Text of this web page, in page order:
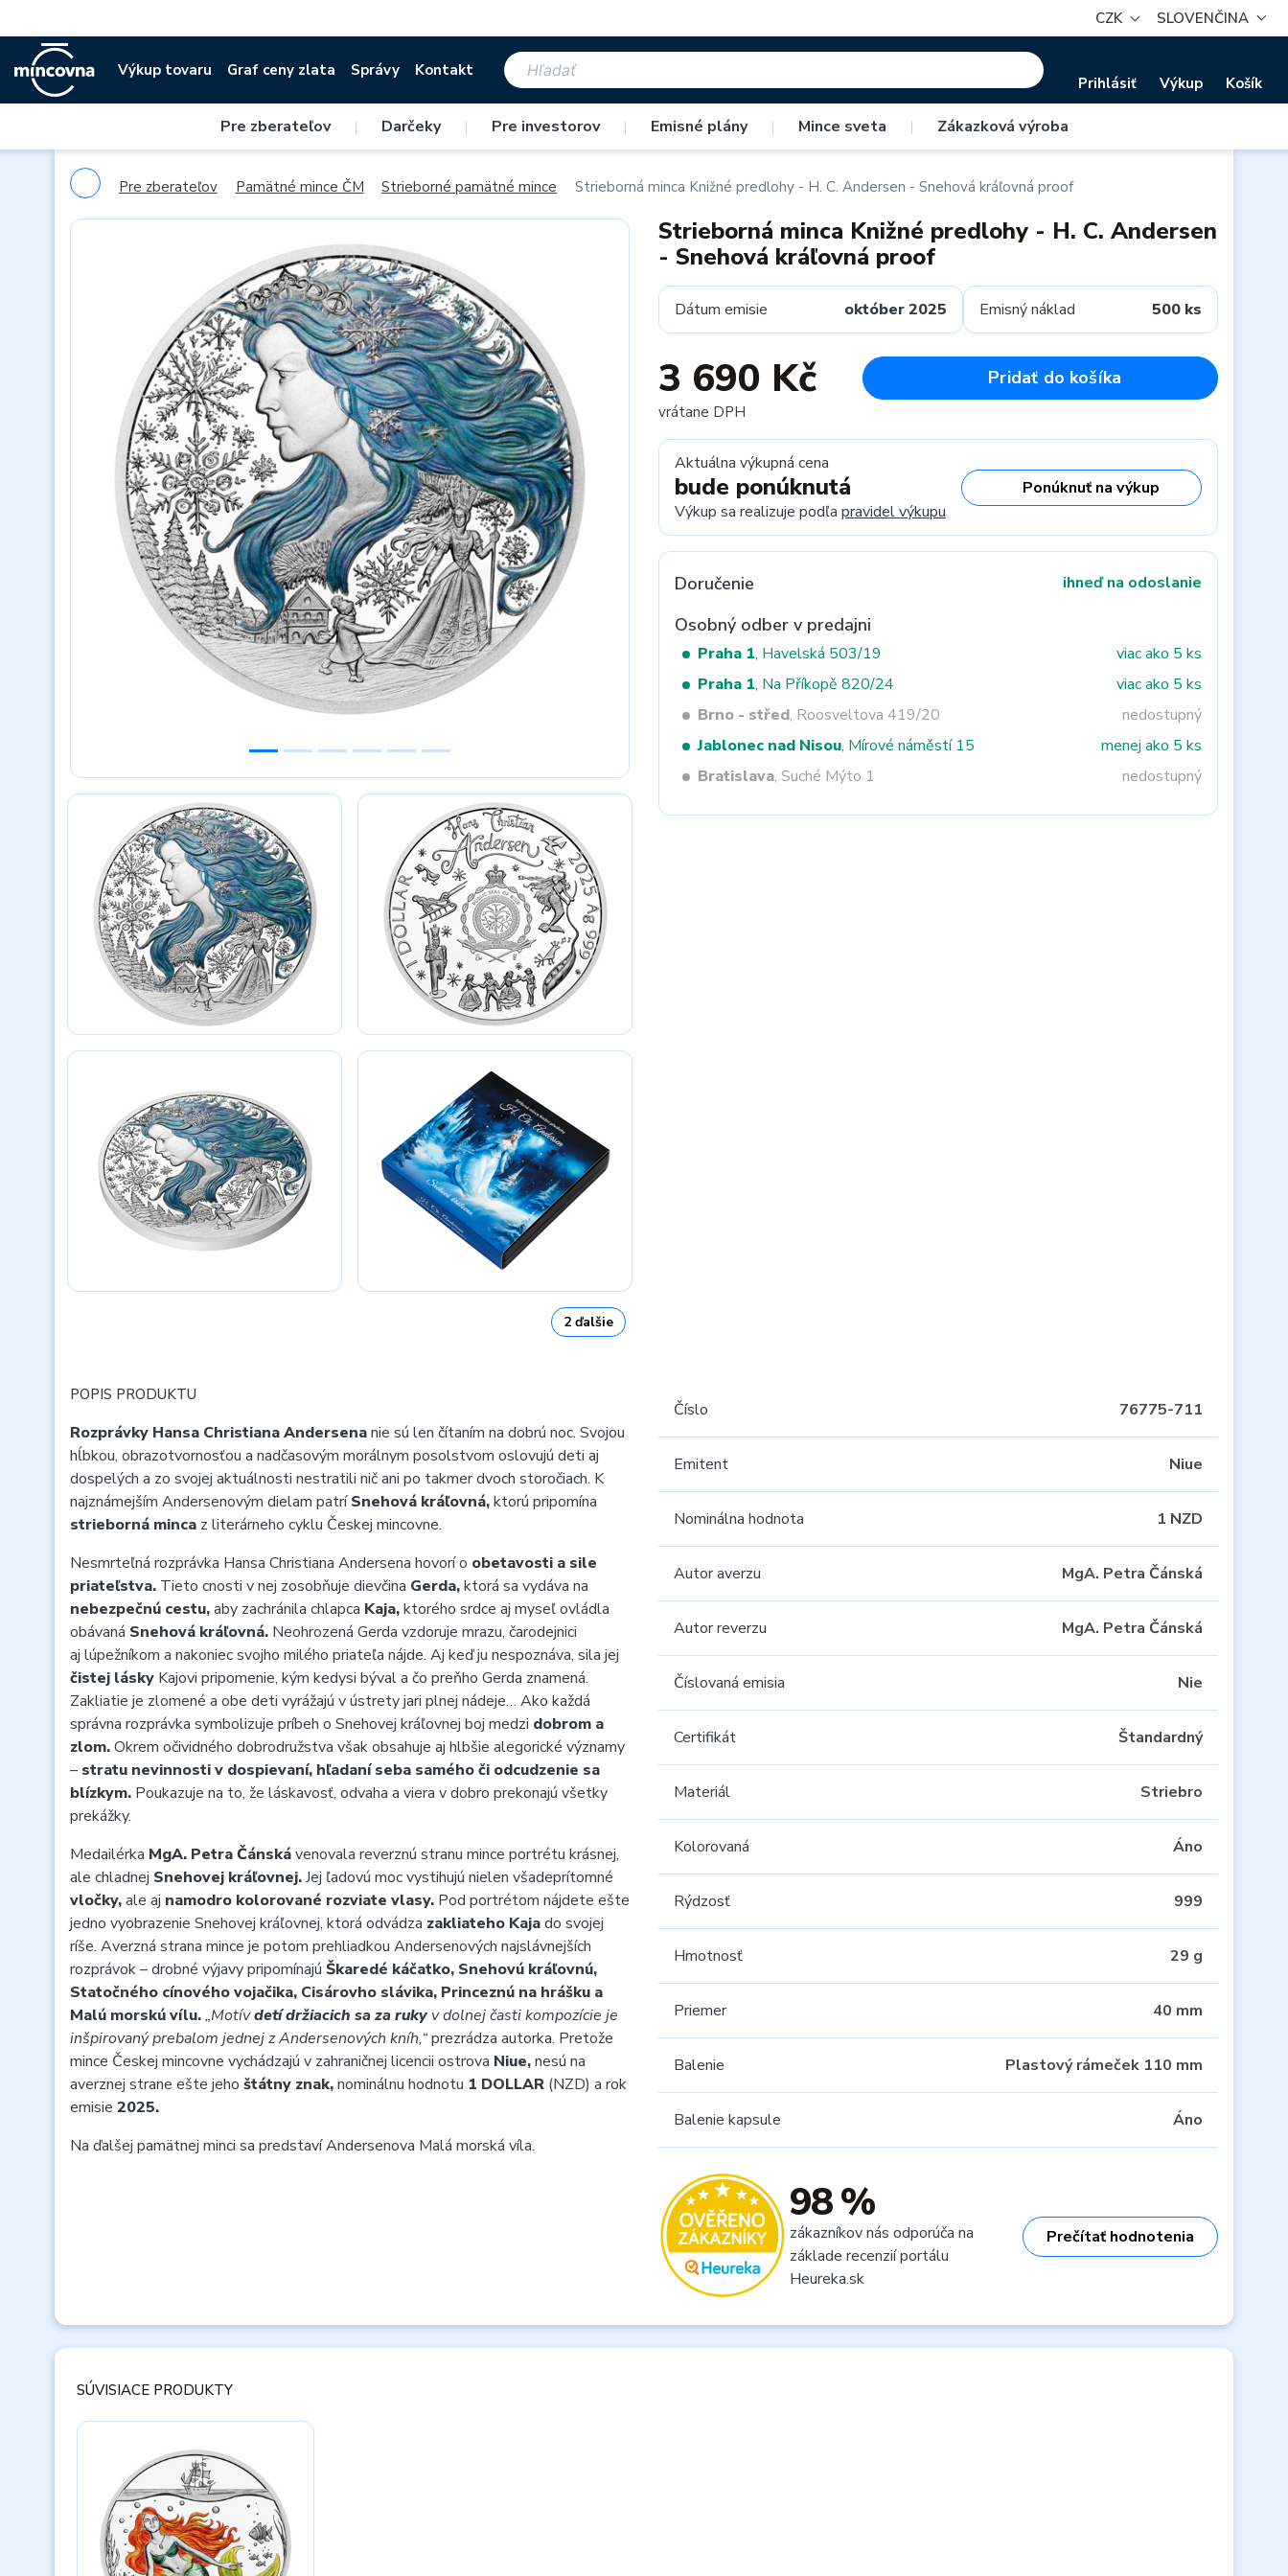
CZK SLOVENČINA
Výkup tovaru Graf ceny zlata Správy Kontakt
Prihlásiť Výkup Košík
Pre zberateľov | Darčeky | Pre investorov | Emisné plány | Mince sveta | Zákazková výroba
Pre zberateľov Pamätné mince ČM Strieborné pamätné mince Strieborná minca Knižné predlohy - H. C. Andersen - Snehová kráľovná proof
Previous
2 ďalšie
Strieborná minca Knižné predlohy - H. C. Andersen
- Snehová kráľovná proof
Dátum emisie október 2025 Emisný náklad 500 ks
3 690 Kč
vrátane DPH
Pridať do košíka
Aktuálna výkupná cena
bude ponúknutá
Výkup sa realizuje podľa pravidel výkupu
Ponúknuť na výkup
Doručenie ihneď na odoslanie
Osobný odber v predajni
Praha 1, Havelská 503/19
viac ako 5 ks
Praha 1, Na Příkopě 820/24
viac ako 5 ks
Brno - střed, Roosveltova 419/20
nedostupný
Jablonec nad Nisou, Mírové náměstí 15
menej ako 5 ks
Bratislava, Suché Mýto 1 nedostupný
POPIS PRODUKTU
Rozprávky Hansa Christiana Andersenanie sú len čítaním na dobrú noc. Svojou
hĺbkou, obrazotvornosťou a nadčasovým morálnym posolstvom oslovujú deti aj
dospelých a zo svojej aktuálnosti nestratili nič ani po takmer dvoch storočiach. K
najznámejším Andersenovým dielam patríSnehová kráľovná,ktorú pripomína
strieborná minca z literárneho cyklu Českej mincovne.
Nesmrteľná rozprávka Hansa Christiana Andersena hovorí o obetavosti a sile
priateľstva. Tieto cnosti v nej zosobňuje dievčina Gerda,ktorá sa vydáva na
nebezpečnú cestu,aby zachránila chlapca Kaja,ktorého srdce aj myseľ ovládla
obávaná Snehová kráľovná. Neohrozená Gerda vzdoruje mrazu, čarodejnici
aj lúpežníkom a nakoniec svojho milého priateľa nájde. Aj keď ju nespoznáva, sila jej
čistej lásky Kajovi pripomenie, kým kedysi býval a čo preňho Gerda znamená.
Zakliatie je zlomené a obe deti vyrážajú v ústrety jari plnej nádeje… Ako každá
správna rozprávka symbolizuje príbeh o Snehovej kráľovnej boj medzi dobrom a
zlom.Okrem očividného dobrodružstva však obsahuje aj hlbšie alegorické významy
– stratu nevinnosti v dospievaní, hľadaní seba samého či odcudzenie sa
blízkym. Poukazuje na to, že láskavosť, odvaha a viera v dobro prekonajú všetky
prekážky.
Medailérka MgA. Petra Čánskávenovala reverznú stranu mince portrétu krásnej,
ale chladnej Snehovej kráľovnej.Jej ľadovú moc vystihujú nielen všadeprítomné
vločky,ale aj namodro kolorované rozviate vlasy. Pod portrétom nájdete ešte
jedno vyobrazenie Snehovej kráľovnej, ktorá odvádza zakliateho Kajado svojej
ríše. Averzná strana mince je potom prehliadkou Andersenových najslávnejších
rozprávok – drobné výjavy pripomínajú Škaredé káčatko, Snehovú kráľovnú,
Statočného cínového vojačika, Cisárovho slávika, Princeznú na hrášku a
Malú morskú vílu.„Motívdetí držiacich sa za ruky v dolnej časti kompozície je
inšpirovaný prebalom jednej z Andersenových kníh,“prezrádza autorka. Pretože
mince Českej mincovne vychádzajú v zahraničnej licencii ostrova Niue,nesú na
averznej strane ešte jeho štátny znak,nominálnu hodnotu 1 DOLLAR (NZD) a rok
emisie 2025.
Na ďalšej pamätnej minci sa predstaví Andersenova Malá morská víla.
Číslo 76775-711
Emitent Niue
Nominálna hodnota 1 NZD
Autor averzu MgA. Petra Čánská
Autor reverzu MgA. Petra Čánská
Číslovaná emisia Nie
Certifikát Štandardný
Materiál Striebro
Kolorovaná Áno
Rýdzosť 999
Hmotnosť 29 g
Priemer 40 mm
Balenie Plastový rámeček 110 mm
Balenie kapsule Áno
98 %
zákazníkov nás odporúča na
základe recenzií portálu
Heureka.sk
Prečítať hodnotenia
SÚVISIACE PRODUKTY